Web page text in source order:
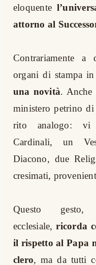
eloquente
attorno al
Contrariamente a
organi di stampa in
una novità. Anche
ministero petrino
rito analogo: vi
Cardinali, un
Diacono, due
cresimati,
Questo
ecclesiale, ricorda
il rispetto al Papa
clero, ma da tutti